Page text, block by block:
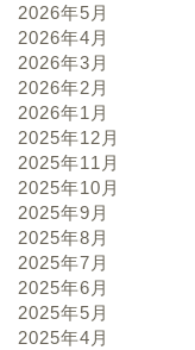
2026年5月
2026年4月
2026年3月
2026年2月
2026年1月
2025年12月
2025年11月
2025年10月
2025年9月
2025年8月
2025年7月
2025年6月
2025年5月
2025年4月